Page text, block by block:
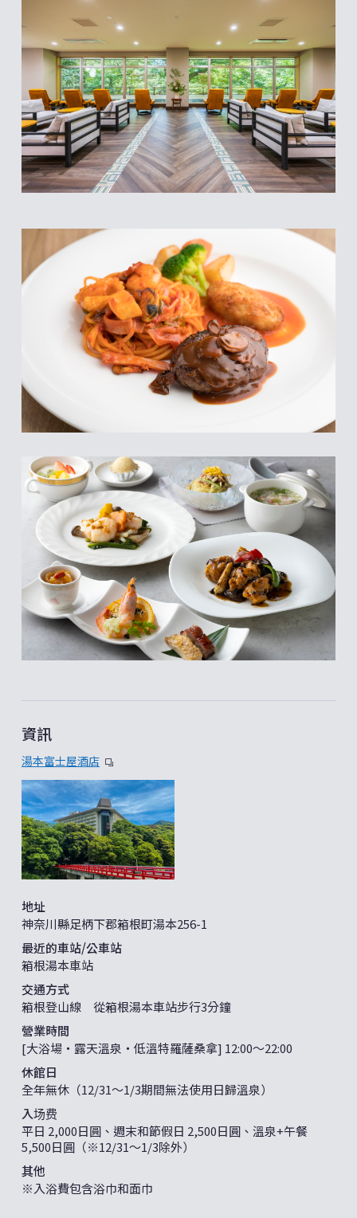
資訊
湯本富士屋酒店
地址
神奈川縣足柄下郡箱根町湯本256-1
最近的車站/公車站
箱根湯本車站
交通方式
箱根登山線 從箱根湯本車站步行3分鐘
營業時間
[大浴場・露天溫泉・低溫特羅薩桑拿] 12:00〜22:00
休館日
全年無休（12/31〜1/3期間無法使用日歸溫泉）
入场费
平日 2,000日圓、週末和節假日 2,500日圓、溫泉+午餐
5,500日圓（※12/31〜1/3除外）
其他
※入浴費包含浴巾和面巾